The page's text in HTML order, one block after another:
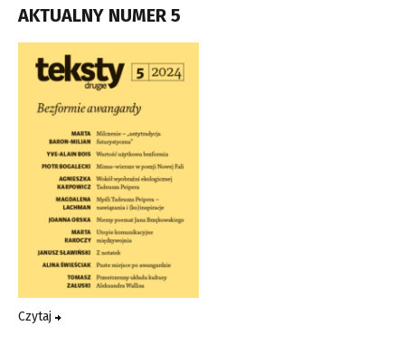
AKTUALNY NUMER 5
Czytaj